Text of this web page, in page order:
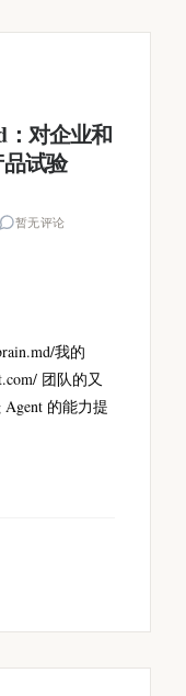
对企业和
试验
暂无评论
我的
团队的又
的能力提